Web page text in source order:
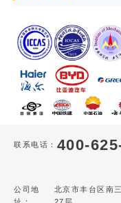
联系电话： 400-
公司地
北京市丰台区南